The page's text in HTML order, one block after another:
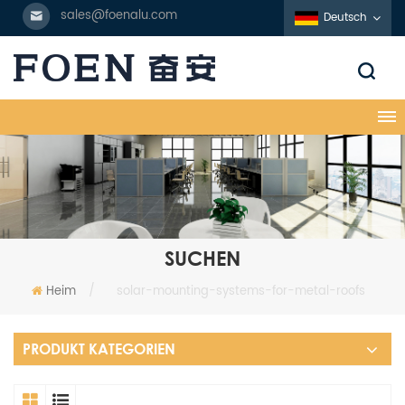
sales@foenalu.com Deutsch
SUCHEN
Heim / solar-mounting-systems-for-metal-roofs
PRODUKT KATEGORIEN